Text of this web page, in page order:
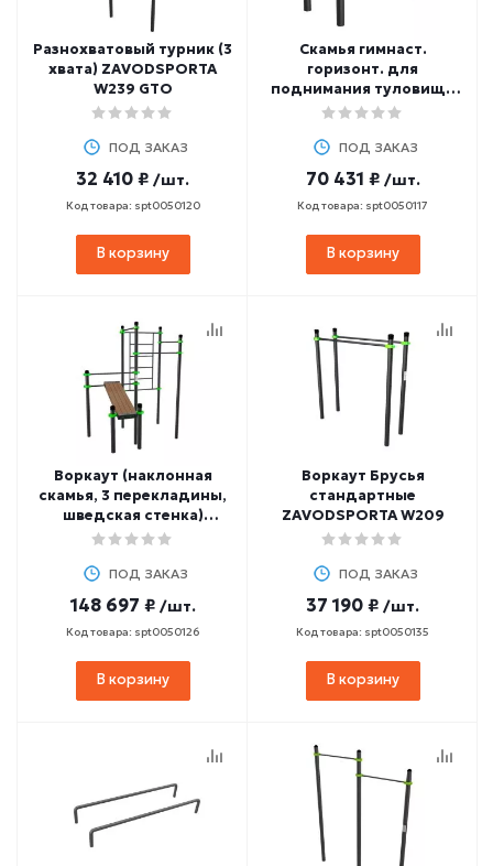
Разнохватовый турник (3
хвата) ZAVODSPORTA
W239 GTO
ПОД ЗАКАЗ
32 410 ₽ /шт.
Код товара: spt0050120
В корзину
Скамья гимнаст.
горизонт. для
поднимания туловища
из положения лежа на
W234 GTO
ПОД ЗАКАЗ
70 431 ₽ /шт.
Код товара: spt0050117
В корзину
Воркаут (наклонная
скамья, 3 перекладины,
шведская стенка)
ZAVODSPORTA W230
ПОД ЗАКАЗ
148 697 ₽ /шт.
Код товара: spt0050126
В корзину
Воркаут Брусья
стандартные
ZAVODSPORTA W209
ПОД ЗАКАЗ
37 190 ₽ /шт.
Код товара: spt0050135
В корзину